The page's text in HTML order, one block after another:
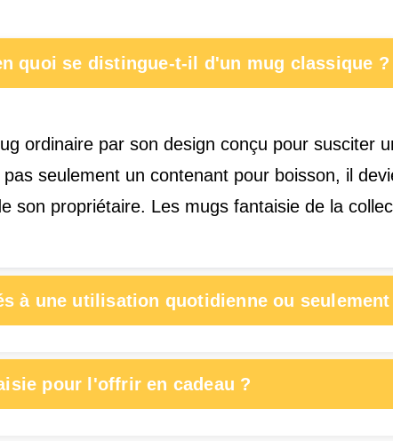
quoi se distingue-t-il d'un mug classique ?
ordinaire par son design conçu pour susciter
seulement un contenant pour boisson, il
son propriétaire. Les mugs fantaisie de la
à une utilisation quotidienne ou
pour l'offrir en cadeau ?